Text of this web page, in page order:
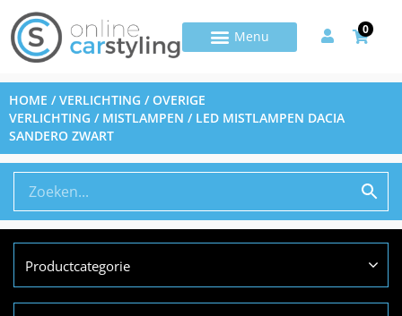
0
HOME /VERLICHTING /OVERIGE
VERLICHTING / MISTLAMPEN / LED MISTLAMPEN DACIA
SANDERO ZWART
Productcategorie